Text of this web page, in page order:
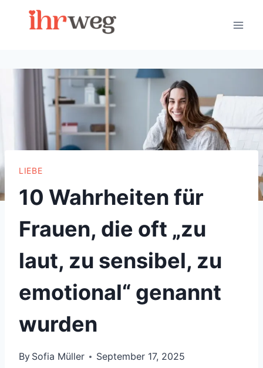
LIEBE
10 Wahrheiten für
Frauen, die oft „zu
laut, zu sensibel, zu
emotional“ genannt
wurden
By Sofia Müller September 17, 2025